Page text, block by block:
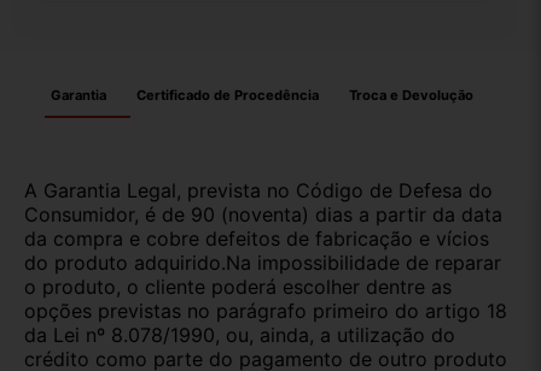
Garantia Certificado de Procedência Troca e Devolução
A Garantia Legal, prevista no Código de Defesa do
Consumidor, é de 90 (noventa) dias a partir da data
da compra e cobre defeitos de fabricação e vícios
do produto adquirido.Na impossibilidade de reparar
o produto, o cliente poderá escolher dentre as
opções previstas no parágrafo primeiro do artigo 18
da Lei nº 8.078/1990, ou, ainda, a utilização do
crédito como parte do pagamento de outro produto